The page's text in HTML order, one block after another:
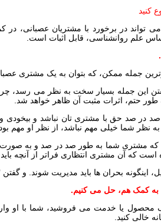
کنید
جمله که می تواند در برخورد با مشتریان
علم روانشناسی، قابل اثبات است.
جمله ممکن، که بتوان به یک مشتری
این جمله بسیار سخت به نظر می رسد،
طور حتم، اثرات مثبت آن ظاهر خواهد شد.
صد حق با مشتری تان نباشد و بیخودی و
نظر شما خیلی مهم نباشد، از نظر او مهم
مشتری شما به طور صد در صد و به صورت
است که آن مشتری انتظاری فراتر از آنچه
اینگونه بحران ها باید مدیریت شوند.
محصول یا خدمت می فروشید، شما با او
خالی کنید.